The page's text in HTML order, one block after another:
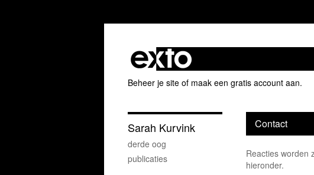
Beheer je site of maak een gratis account aan.
Contact
Reacties worden
hieronder.
Sarah Kurvink
derde oog
publicaties